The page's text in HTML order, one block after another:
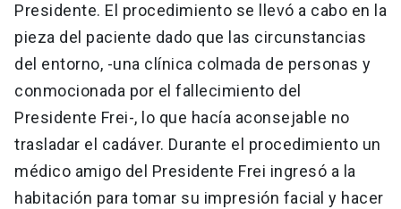
Presidente. El procedimiento se llevó a cabo en la
pieza del paciente dado que las circunstancias
del entorno, -una clínica colmada de personas y
conmocionada por el fallecimiento del
Presidente Frei-, lo que hacía aconsejable no
trasladar el cadáver. Durante el procedimiento un
médico amigo del Presidente Frei ingresó a la
habitación para tomar su impresión facial y hacer